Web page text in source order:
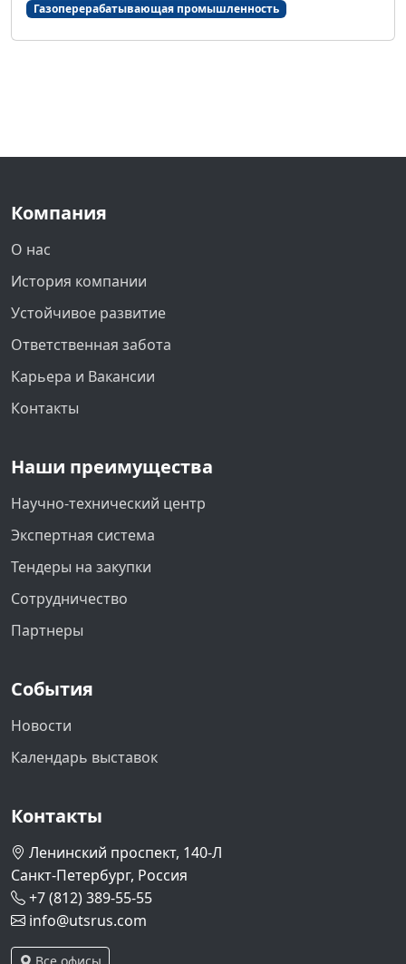
Газоперерабатывающая промышленность
Компания
О нас
История компании
Устойчивое развитие
Ответственная забота
Карьера и Вакансии
Контакты
Наши преимущества
Научно-технический центр
Экспертная система
Тендеры на закупки
Сотрудничество
Партнеры
События
Новости
Календарь выставок
Контакты
Ленинский проспект, 140-Л
Санкт-Петербург, Россия
+7 (812) 389-55-55
info@utsrus.com